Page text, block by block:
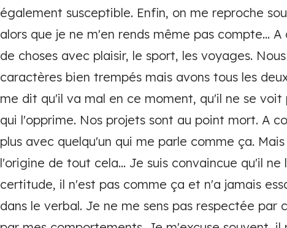
également susceptible. Enfin, on me reproche
alors que je ne m'en rends même pas compte...
de choses avec plaisir, le sport, les voyages.
caractères bien trempés mais avons tous les
me dit qu'il va mal en ce moment, qu'il ne se
qui l'opprime. Nos projets sont au point mort. A
plus avec quelqu'un qui me parle comme ça.
l'origine de tout cela... Je suis convaincue qu'il
certitude, il n'est pas comme ça et n'a jamais
dans le verbal. Je ne me sens pas respectée par